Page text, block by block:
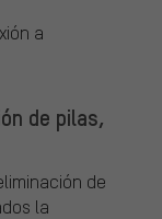
a
de pilas,
de
la